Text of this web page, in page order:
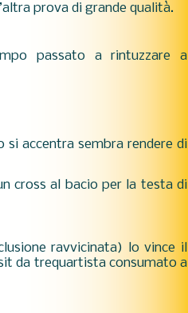
prova di grande qualità.
passato a rintuzzare a
si accentra sembra rendere di
cross al bacio per la testa di
ravvicinata) lo vince il
da trequartista consumato a